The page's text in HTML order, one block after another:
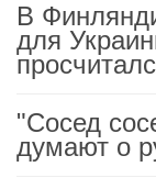
В
для
"Сосед
думают о